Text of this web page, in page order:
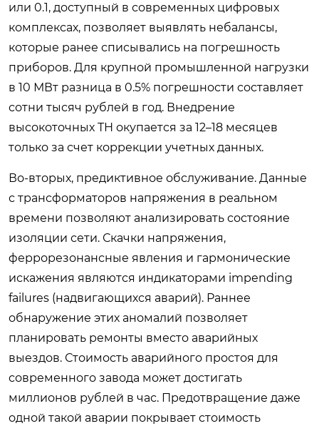
или 0.1, доступный в современных цифровых
комплексах, позволяет выявлять небалансы,
которые ранее списывались на погрешность
приборов. Для крупной промышленной нагрузки
в 10 МВт разница в 0.5% погрешности составляет
сотни тысяч рублей в год. Внедрение
высокоточных ТН окупается за 12–18 месяцев
только за счет коррекции учетных данных.
Во-вторых, предиктивное обслуживание. Данные
с трансформаторов напряжения в реальном
времени позволяют анализировать состояние
изоляции сети. Скачки напряжения,
феррорезонансные явления и гармонические
искажения являются индикаторами impending
failures (надвигающихся аварий). Раннее
обнаружение этих аномалий позволяет
планировать ремонты вместо аварийных
выездов. Стоимость аварийного простоя для
современного завода может достигать
миллионов рублей в час. Предотвращение даже
одной такой аварии покрывает стоимость